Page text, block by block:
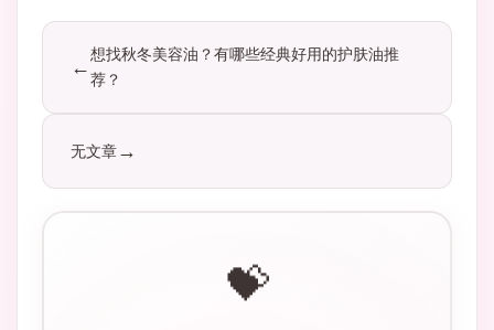
想找秋冬美容油？有哪些经典好用的护肤油推
荐？
无文章
💝